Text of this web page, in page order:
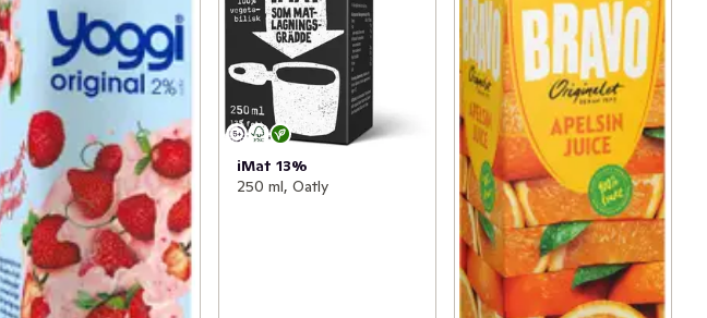
iMat 13%
250 ml, Oatly